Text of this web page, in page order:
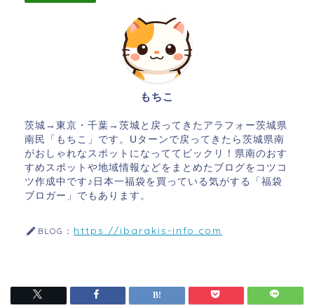
もちこ
茨城→東京・千葉→茨城と戻ってきたアラフォー茨城県
南民「もちこ」です。Uターンで戻ってきたら茨城県南
がおしゃれなスポットになっててビックリ！県南のおす
すめスポットや地域情報などをまとめたブログをコツコ
ツ作成中です♪日本一福袋を買っている気がする「福袋
ブロガー」でもあります。
BLOG： https://ibarakis-info.com